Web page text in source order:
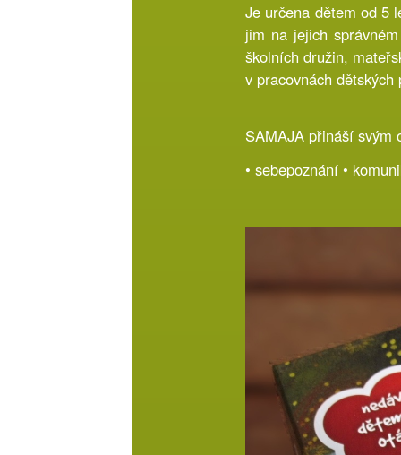
Je určena dětem od 5
jim na jejich
školních družin,
v pracovnách
SAMAJA přináší svým
• sebepoznání •